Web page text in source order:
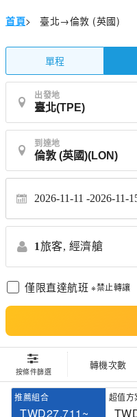
首頁> 臺北→倫敦 (英國)
單程
出發地
到達地
2026-11-11 2026-11-
1旅客, 經濟艙
僅限直達航班 ※禁止轉讓
按條件篩選
轉機次數
推薦組合
TWD27,711~
超值方